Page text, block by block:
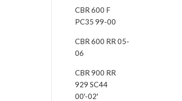
CBR 600 F
PC35 99-00
CBR 600 RR 05-
06
CBR 900 RR
929 SC44
00'-02'